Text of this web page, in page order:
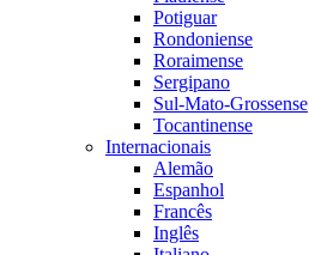
Potiguar
Rondoniense
Roraimense
Sergipano
Sul-Mato-Grossense
Tocantinense
Internacionais
Alemão
Espanhol
Francês
Inglês